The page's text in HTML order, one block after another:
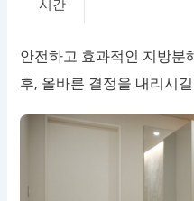
안전하고 효과적인 지방분
후, 올바른 결정을 내리시